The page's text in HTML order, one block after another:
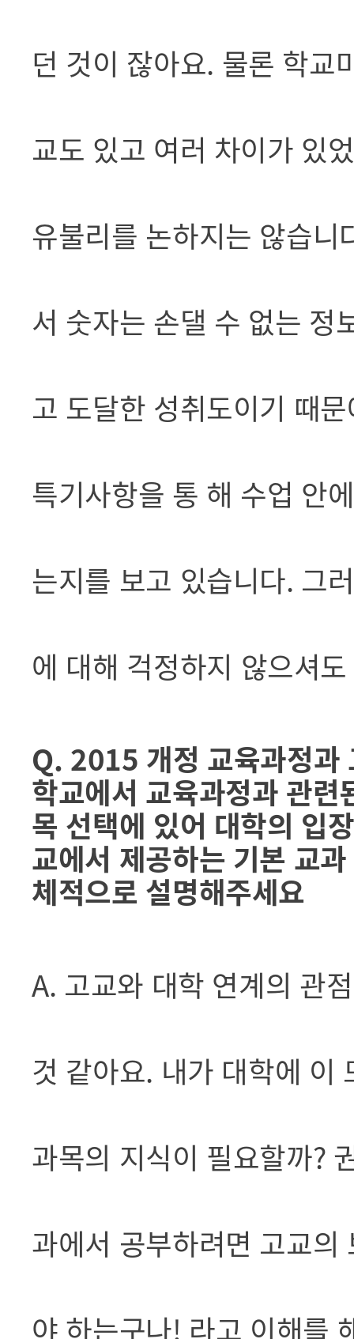
던 것이 잖아요. 물론 학교
교도 있고 여러 차이가 있
유불리를 논하지는 않습
서 숫자는 손댈 수 없는 정
고 도달한 성취도이기 때
특기사항을 통 해 수업 안
는지를 보고 있습니다. 그
에 대해 걱정하지 않으셔
Q. 2015 개정 교육과정과
학교에서 교육과정과 관
목 선택에 있어 대학의 입
교에서 제공하는 기본 교
체적으로 설명해주세요
A. 고교와 대학 연계의 관
것 같아요. 내가 대학에 이
과목의 지식이 필요할까?
과에서 공부하려면 고교
야 하는구나! 라고 이해를